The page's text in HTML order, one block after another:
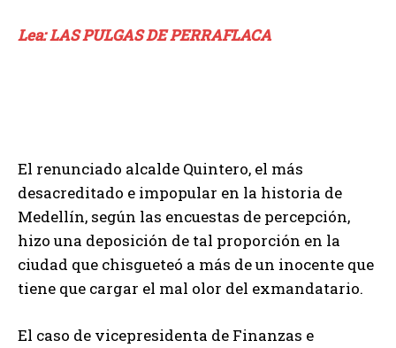
Lea: LAS PULGAS DE PERRAFLACA
El renunciado alcalde Quintero, el más
desacreditado e impopular en la historia de
Medellín, según las encuestas de percepción,
hizo una deposición de tal proporción en la
ciudad que chisgueteó a más de un inocente que
tiene que cargar el mal olor del exmandatario.
El caso de vicepresidenta de Finanzas e